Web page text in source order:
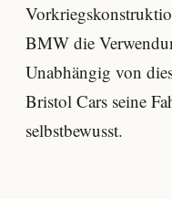
BMW die
Unabhängig von
Bristol Cars seine
selbstbewusst.